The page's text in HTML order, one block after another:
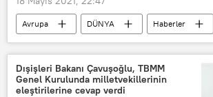
Avrupa DÜNYA
Haberler
Ukrayna
NATO
Karadeniz
Ruslan Homçak
Polonya
Yaşar Güler
Dışişleri Bakanı Çavuşoğlu, TBMM
Genel Kurulunda milletvekillerinin
eleştirilerine cevap verdi